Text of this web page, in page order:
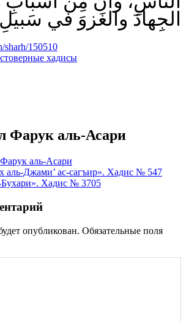
الجِهادَ والغَزوَ في
sharh/150510
хадисы
Фарук аль-Асари
аль-Асари
аль-Джами’ ас-сагъир». Хадис № 547
Бухари». Хадис № 3705
опубликован. Обязательные поля